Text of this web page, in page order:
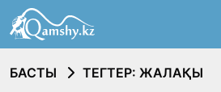
БАСТЫ ТЕГТЕР: ЖАЛАҚЫ